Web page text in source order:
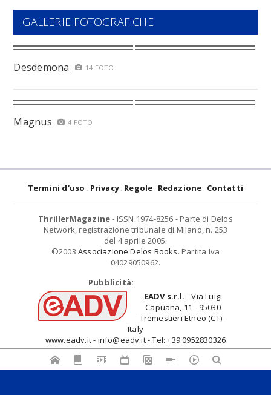
GALLERIE FOTOGRAFICHE
Desdemona 14 FOTO
Magnus 4 FOTO
Termini d'uso Privacy Regole Redazione Contatti
ThrillerMagazine- ISSN 1974-8256 - Parte di Delos
Network, registrazione tribunale di Milano, n. 253
del 4 aprile 2005.
©2003 Associazione Delos Books. Partita Iva
04029050962.
Pubblicità:
EADV s.r.l. - Via Luigi
Capuana, 11 - 95030
Tremestieri Etneo (CT) -
Italy
www.eadv.it - info@eadv.it - Tel: +39.0952830326